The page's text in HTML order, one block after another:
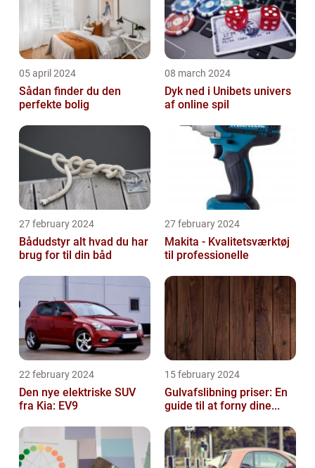
05 april 2024
Sådan finder du den
perfekte bolig
08 march 2024
Dyk ned i Unibets univers
af online spil
27 february 2024
Bådudstyr alt hvad du har
brug for til din båd
27 february 2024
Makita - Kvalitetsværktøj
til professionelle
22 february 2024
Den nye elektriske SUV
fra Kia: EV9
15 february 2024
Gulvafslibning priser: En
guide til at forny dine...